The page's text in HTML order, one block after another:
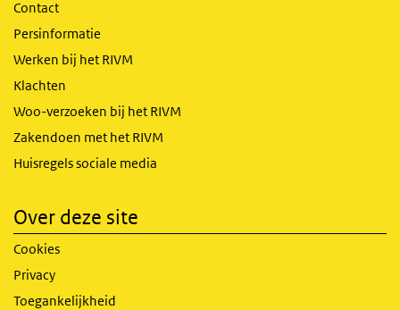
Contact
Persinformatie
Werken bij het RIVM
Klachten
Woo-verzoeken bij het RIVM
Zakendoen met het RIVM
Huisregels sociale media
Over deze site
Cookies
Privacy
Toegankelijkheid